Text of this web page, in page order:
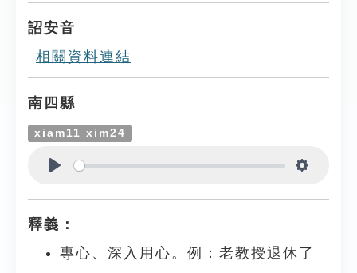
詔安音
相關資料連結
南四縣
xiam11 xim24
釋義：
專心、深入用心。例：老教授退休了